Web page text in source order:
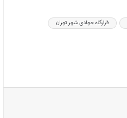
قرارگاه جهادی شهر تهران